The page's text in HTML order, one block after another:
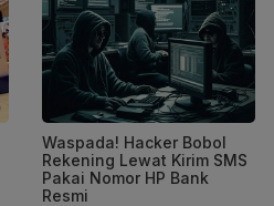
Waspada! Hacker Bobol
Rekening Lewat Kirim SMS
Pakai Nomor HP Bank
Resmi